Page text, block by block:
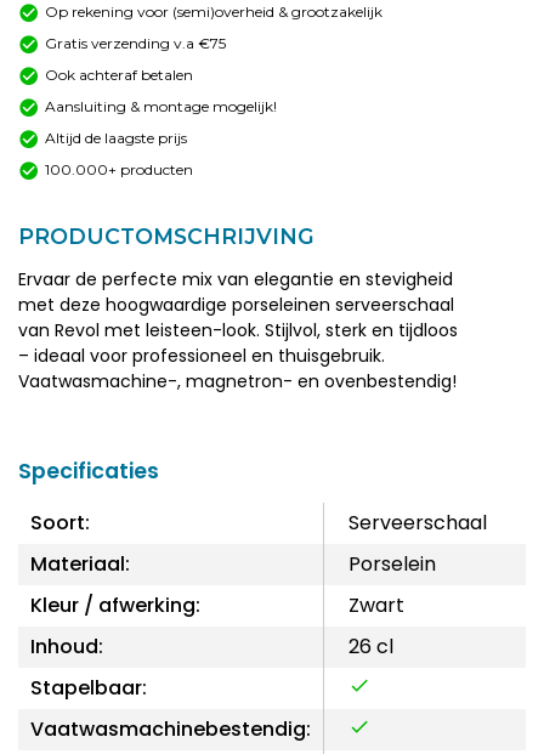
Op rekening voor (semi)overheid & grootzakelijk
Gratis verzending v.a €75
Ook achteraf betalen
Aansluiting & montage mogelijk!
Altijd de laagste prijs
100.000+ producten
PRODUCTOMSCHRIJVING
Ervaar de perfecte mix van elegantie en stevigheid
met deze hoogwaardige porseleinen serveerschaal
van Revol met leisteen-look. Stijlvol, sterk en tijdloos
– ideaal voor professioneel en thuisgebruik.
Vaatwasmachine-, magnetron- en ovenbestendig!
Specificaties
Soort:
Serveerschaal
Materiaal:
Porselein
Kleur / afwerking:
Zwart
Inhoud:
26 cl
Stapelbaar:
Vaatwasmachinebestendig: